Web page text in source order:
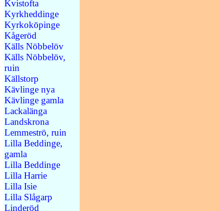
Kvistofta
Kyrkheddinge
Kyrkoköpinge
Kågeröd
Källs Nöbbelöv
Källs Nöbbelöv,
ruin
Källstorp
Kävlinge nya
Kävlinge gamla
Lackalänga
Landskrona
Lemmeströ, ruin
Lilla Beddinge,
gamla
Lilla Beddinge
Lilla Harrie
Lilla Isie
Lilla Slågarp
Linderöd